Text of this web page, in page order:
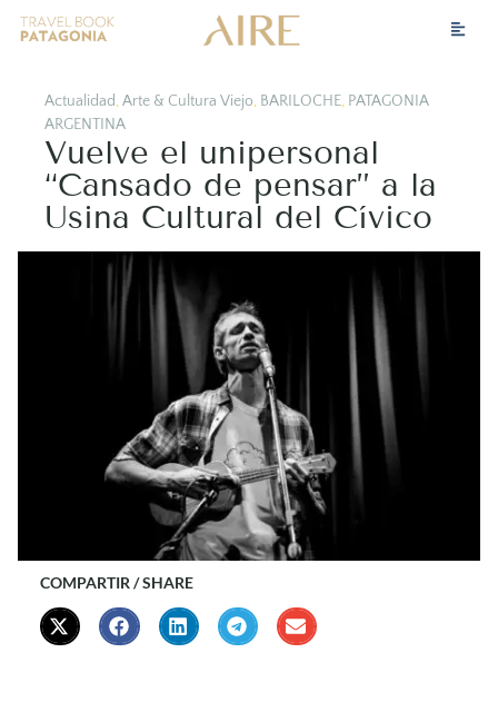
Actualidad,Arte & Cultura Viejo, BARILOCHE, PATAGONIA
ARGENTINA
Vuelve el unipersonal
“Cansado de pensar” a la
Usina Cultural del Cívico
COMPARTIR / SHARE